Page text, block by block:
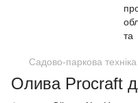
Садово-паркова техніка
Олива Procraft